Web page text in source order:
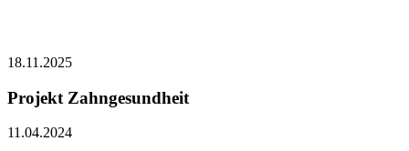
18.11.2025
Projekt Zahngesundheit
11.04.2024